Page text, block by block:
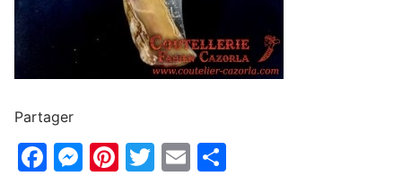
Partager
Facebook
Messenger
Pinterest
Twitter
Email